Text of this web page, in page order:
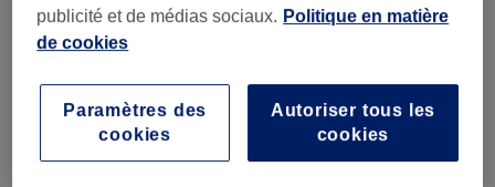
Massage Équilibre
Avis sur l'établissement
publicité et de médias sociaux. Politique en matière
de cookies
Autoriser tous les
cookies
Paramètres des
cookies